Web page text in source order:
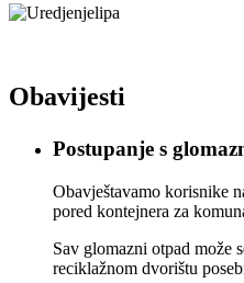
Obavijesti
Postupanje s
Obavještavamo korisnike
pored kontejnera za
Sav glomazni otpad može
reciklažnom dvorištu